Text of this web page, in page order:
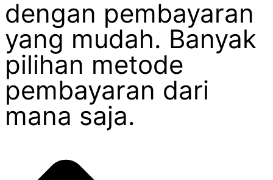
dengan pembayaran
yang mudah. Banyak
pilihan metode
pembayaran dari
mana saja.